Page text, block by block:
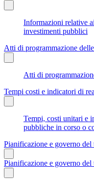
Informazioni relative
investimenti pubblici
Atti di programmazione
Atti di
Tempi costi e indicatori di
Tempi, costi unitari e
pubbliche in corso o
Pianificazione e governo del
Pianificazione e governo del